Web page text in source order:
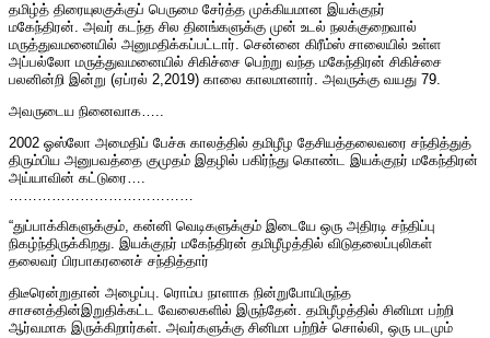
தமிழ்த் திரையுலகுக்குப் பெருமை சேர்த்த முக்கியமான இயக்குநர்
மகேந்திரன். அவர் கடந்த சில தினங்களுக்கு முன் உடல் நலக்குறைவால்
மருத்துவமனையில் அனுமதிக்கப்பட்டார். சென்னை கிரீம்ஸ் சாலையில் உள்ள
அப்பல்லோ மருத்துவமனையில் சிகிச்சை பெற்று வந்த மகேந்திரன் சிகிச்சை
பலனின்றி இன்று (ஏப்ரல் 2,2019) காலை காலமானார். அவருக்கு வயது 79.
அவருடைய நினைவாக…..
2002 ஓஸ்லோ அமைதிப் பேச்சு காலத்தில் தமிழீழ தேசியத்தலைவரை சந்தித்துத்
திரும்பிய அனுபவத்தை குமுதம் இதழில் பகிர்ந்து கொண்ட இயக்குநர் மகேந்திரன்
அய்யாவின் கட்டுரை….
…………………………………
“துப்பாக்கிகளுக்கும், கன்னி வெடிகளுக்கும் இடையே ஒரு அதிரடி சந்திப்பு
நிகழ்ந்திருக்கிறது. இயக்குநர் மகேந்திரன் தமிழீழத்தில் விடுதலைப்புலிகள்
தலைவர் பிரபாகரனைச் சந்தித்தார்
திடீரென்றுதான் அழைப்பு. ரொம்ப நாளாக நின்றுபோயிருந்த
சாசனத்தின்இறுதிக்கட்ட வேலைகளில் இருந்தேன். தமிழீழத்தில் சினிமா பற்றி
ஆர்வமாக இருக்கிறார்கள். அவர்களுக்கு சினிமா பற்றிச் சொல்லி, ஒரு படமும்